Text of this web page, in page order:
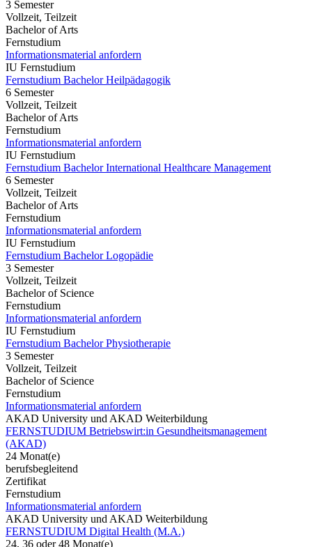
3 Semester
Vollzeit, Teilzeit
Bachelor of Arts
Fernstudium
Informationsmaterial anfordern
IU Fernstudium
Fernstudium Bachelor Heilpädagogik
6 Semester
Vollzeit, Teilzeit
Bachelor of Arts
Fernstudium
Informationsmaterial anfordern
IU Fernstudium
Fernstudium Bachelor International Healthcare Management
6 Semester
Vollzeit, Teilzeit
Bachelor of Arts
Fernstudium
Informationsmaterial anfordern
IU Fernstudium
Fernstudium Bachelor Logopädie
3 Semester
Vollzeit, Teilzeit
Bachelor of Science
Fernstudium
Informationsmaterial anfordern
IU Fernstudium
Fernstudium Bachelor Physiotherapie
3 Semester
Vollzeit, Teilzeit
Bachelor of Science
Fernstudium
Informationsmaterial anfordern
AKAD University und AKAD Weiterbildung
FERNSTUDIUM Betriebswirt:in Gesundheitsmanagement
(AKAD)
24 Monat(e)
berufsbegleitend
Zertifikat
Fernstudium
Informationsmaterial anfordern
AKAD University und AKAD Weiterbildung
FERNSTUDIUM Digital Health (M.A.)
24, 36 oder 48 Monat(e)